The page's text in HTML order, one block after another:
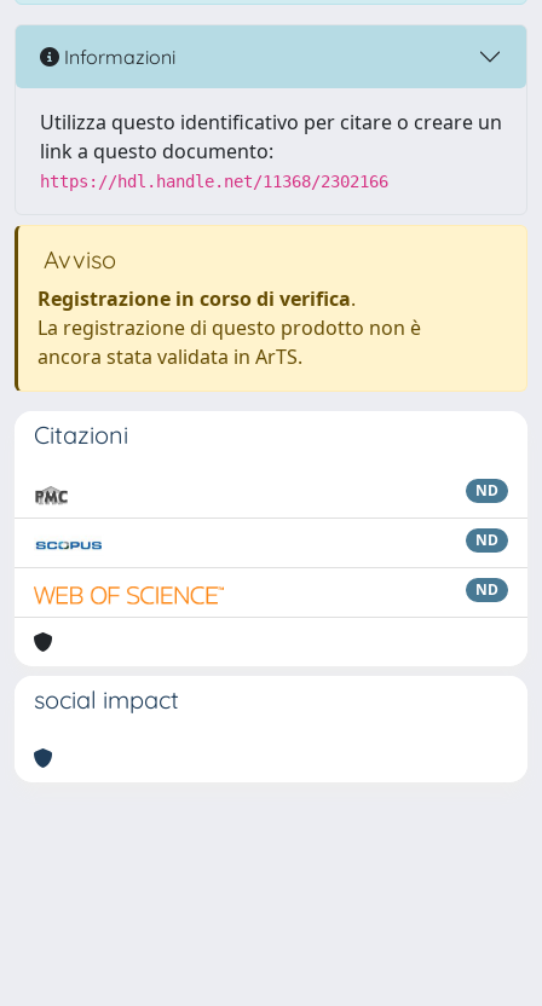
Informazioni
Utilizza questo identificativo per citare o creare un
link a questo documento:
https://hdl.handle.net/11368/2302166
Avviso
Registrazione in corso di verifica.
La registrazione di questo prodotto non è
ancora stata validata in ArTS.
Citazioni
ND
ND
ND
social impact